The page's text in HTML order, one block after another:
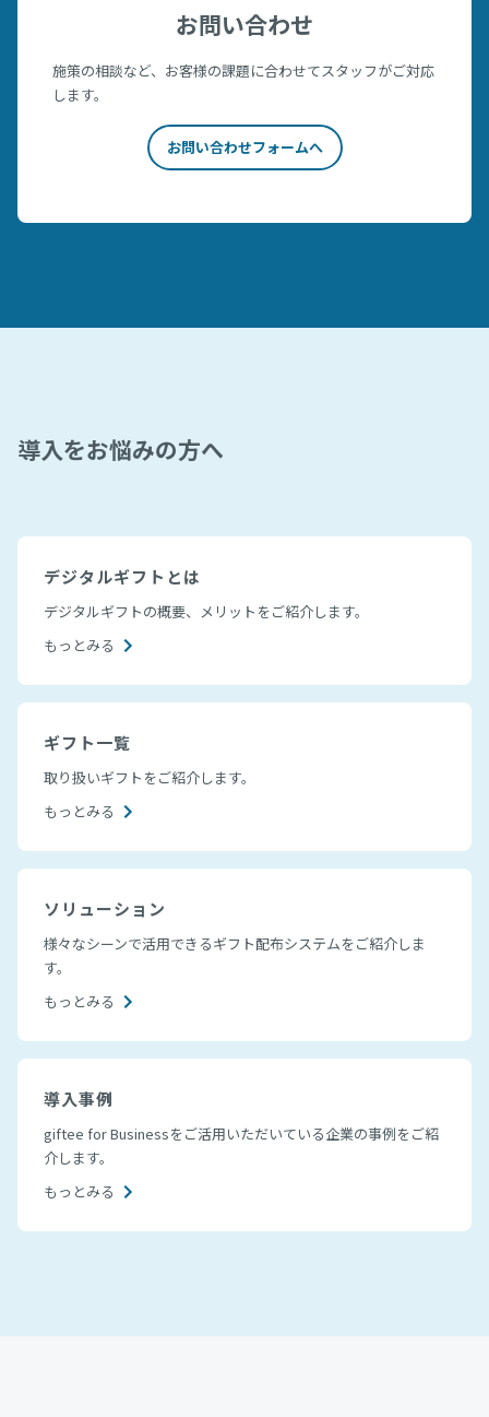
お問い合わせ
施策の相談など、お客様の課題に合わせてスタッフがご対応
します。
お問い合わせフォームへ
導入をお悩みの方へ
デジタルギフトとは
デジタルギフトの概要、メリットをご紹介します。
もっとみる
ギフト一覧
取り扱いギフトをご紹介します。
もっとみる
ソリューション
様々なシーンで活用できるギフト配布システムをご紹介しま
す。
もっとみる
導入事例
giftee for Businessをご活用いただいている企業の事例をご紹
介します。
もっとみる